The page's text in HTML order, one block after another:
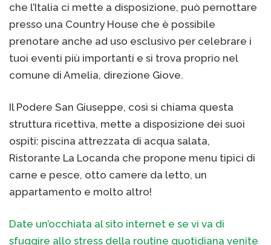
che l’Italia ci mette a disposizione, può pernottare
presso una Country House che è possibile
prenotare anche ad uso esclusivo per celebrare i
tuoi eventi più importanti e si trova proprio nel
comune di Amelia, direzione Giove.
Il Podere San Giuseppe, così si chiama questa
struttura ricettiva, mette a disposizione dei suoi
ospiti: piscina attrezzata di acqua salata,
Ristorante La Locanda che propone menu tipici di
carne e pesce, otto camere da letto, un
appartamento e molto altro!
Date un’occhiata al sito internet e se vi va di
sfuggire allo stress della routine quotidiana venite